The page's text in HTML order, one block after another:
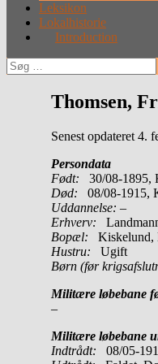
Leksikon
Lokalhistorie
Introduction
Søg
efter:
Thomsen,
Senest opdateret 4.
Persondata
Født: 30/08-1895,
Død: 08/08-1915,
Uddannelse: –
Erhverv:
Bopæl: Kiskelund,
Hustru: Ugift
Børn (før
Militære løbebane
–
Militære løbebane
Indtrådt: 08/05-